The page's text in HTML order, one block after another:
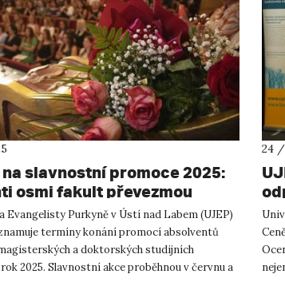
na slavnostní promoce 2025:
osmi fakult převezmou
léta a na podzim
Evangelisty Purkyně v Ústí nad Labem (UJEP)
termíny konání promocí absolventů
a doktorských studijních
2025. Slavnostní akce proběhnou v červnu a
24